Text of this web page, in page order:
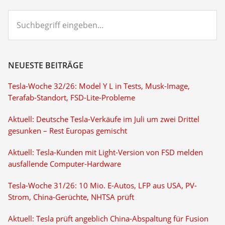
eingeben...
NEUESTE BEITRÄGE
Tesla-Woche 32/26: Model Y L in Tests, Musk-Image,
Terafab-Standort, FSD-Lite-Probleme
Aktuell: Deutsche Tesla-Verkäufe im Juli um zwei Drittel
gesunken – Rest Europas gemischt
Aktuell: Tesla-Kunden mit Light-Version von FSD melden
ausfallende Computer-Hardware
Tesla-Woche 31/26: 10 Mio. E-Autos, LFP aus USA, PV-
Strom, China-Gerüchte, NHTSA prüft
Aktuell: Tesla prüft angeblich China-Abspaltung für Fusion